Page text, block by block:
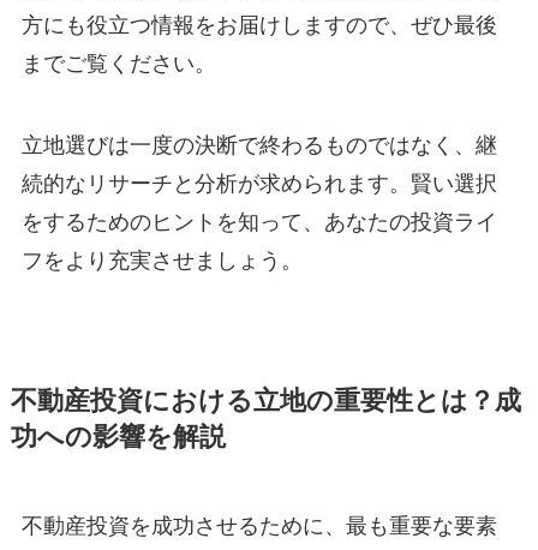
方にも役立つ情報をお届けしますので、ぜひ最後
までご覧ください。
立地選びは一度の決断で終わるものではなく、継
続的なリサーチと分析が求められます。賢い選択
をするためのヒントを知って、あなたの投資ライ
フをより充実させましょう。
不動産投資における立地の重要性とは？成
功への影響を解説
不動産投資を成功させるために、最も重要な要素